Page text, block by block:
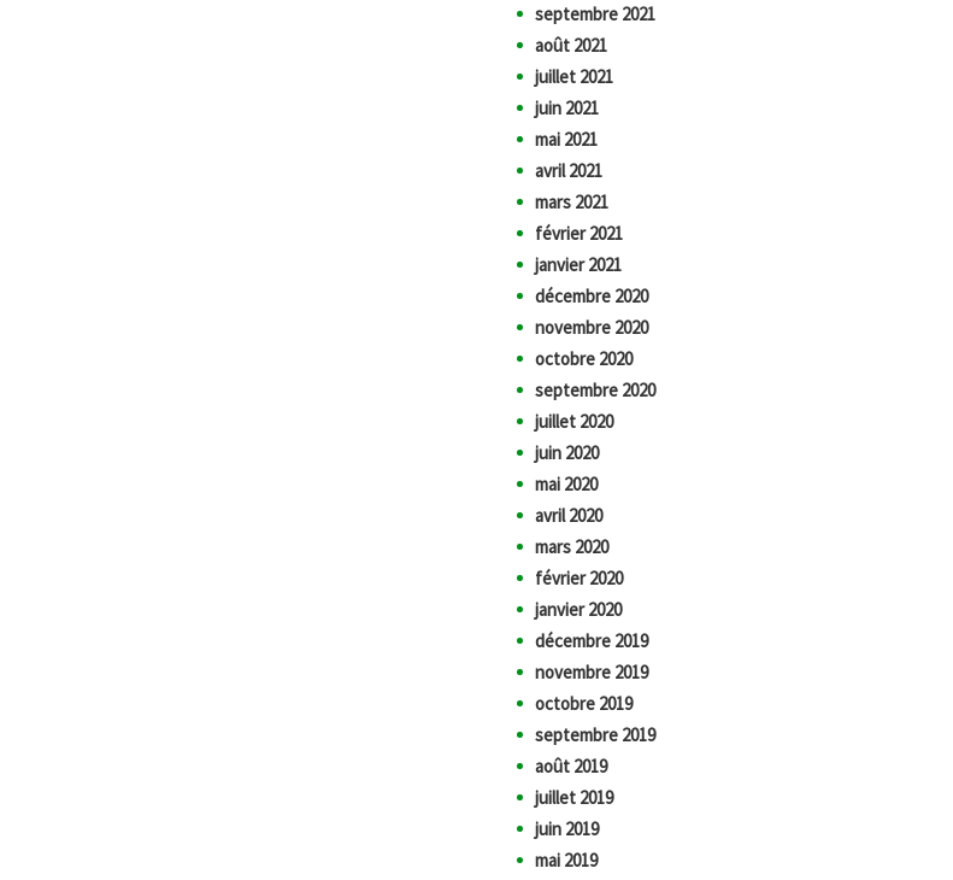
septembre 2021
août 2021
juillet 2021
juin 2021
mai 2021
avril 2021
mars 2021
février 2021
janvier 2021
décembre 2020
novembre 2020
octobre 2020
septembre 2020
juillet 2020
juin 2020
mai 2020
avril 2020
mars 2020
février 2020
janvier 2020
décembre 2019
novembre 2019
octobre 2019
septembre 2019
août 2019
juillet 2019
juin 2019
mai 2019